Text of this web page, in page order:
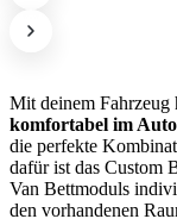
Mit deinem Fahrzeug
komfortabel im
die perfekte
dafür ist das Custom
Van Bettmoduls
den vorhandenen